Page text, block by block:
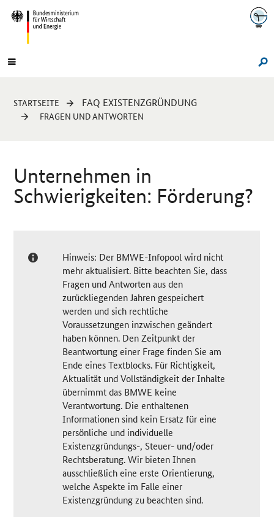
Navigation
Hauptmenü
Sie
sind
STARTSEITE FAQ EXISTENZGRÜNDUNG
FRAGEN UND ANTWORTEN
Unternehmen in
Schwierigkeiten: Förderung?
Hinweis: Der BMWE-Infopool wird nicht
mehr aktualisiert. Bitte beachten Sie, dass
Fragen und Antworten aus den
zurückliegenden Jahren gespeichert
werden und sich rechtliche
Voraussetzungen inzwischen geändert
haben können. Den Zeitpunkt der
Beantwortung einer Frage finden Sie am
Ende eines Textblocks. Für Richtigkeit,
Aktualität und Vollständigkeit der Inhalte
übernimmt das BMWE keine
Verantwortung. Die enthaltenen
Informationen sind kein Ersatz für eine
persönliche und individuelle
Existenzgründungs-, Steuer- und/oder
Rechtsberatung. Wir bieten Ihnen
ausschließlich eine erste Orientierung,
welche Aspekte im Falle einer
Existenzgründung zu beachten sind.